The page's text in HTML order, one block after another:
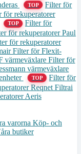
TOP
Filter för
för rekuperatorer
TOP
Filter för
för rekuperatorer Paul
för rekuperatorer
Filter för Flexit-
värmeväxlare Filter för
värmeväxlare
TOP
Filter för
Reqnet Filtrai
Aeris
varorna Köp- och
butiker